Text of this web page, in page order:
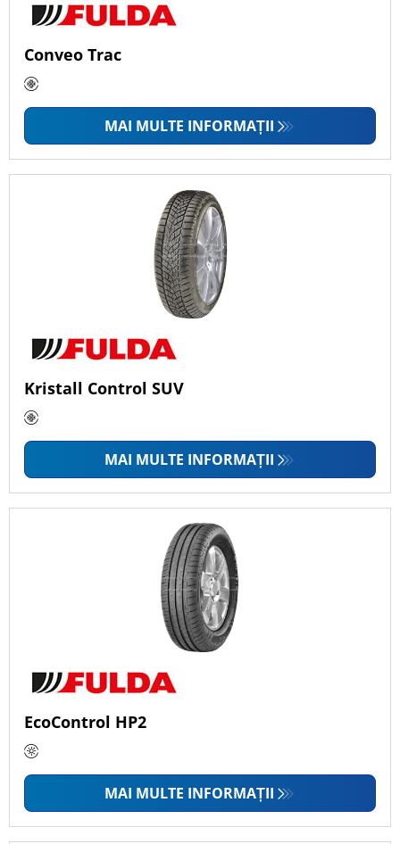
Conveo Trac
MAI MULTE INFORMAȚII
Kristall Control SUV
MAI MULTE INFORMAȚII
EcoControl HP2
MAI MULTE INFORMAȚII